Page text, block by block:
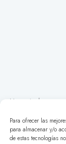
Para ofrecer las
para almacenar y/o
de estas tecnologías
No te pierdas